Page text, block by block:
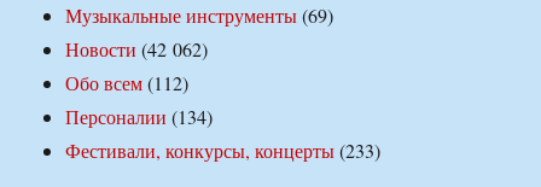
Музыкальные инструменты(69)
Новости (42 062)
Обо всем(112)
Персоналии (134)
Фестивали, конкурсы, концерты(233)